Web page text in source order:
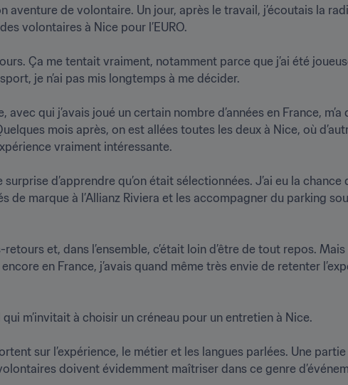
aventure de volontaire. Un jour, après le travail, j’écoutais la
volontaires à Nice pour l’EURO.
Ça me tentait vraiment, notamment parce que j’ai été
je n’ai pas mis longtemps à me décider.
qui j’avais joué un certain nombre d’années en France, m’a
mois après, on est allées toutes les deux à Nice, où
vraiment intéressante.
d’apprendre qu’on était sélectionnées. J’ai eu la chance
de marque à l’Allianz Riviera et les accompagner du parking
et, dans l’ensemble, c’était loin d’être de tout repos.
en France, j’avais quand même très envie de retenter
qui m’invitait à choisir un créneau pour un entretien à Nice.
sur l’expérience, le métier et les langues parlées. Une
doivent évidemment maîtriser dans ce genre